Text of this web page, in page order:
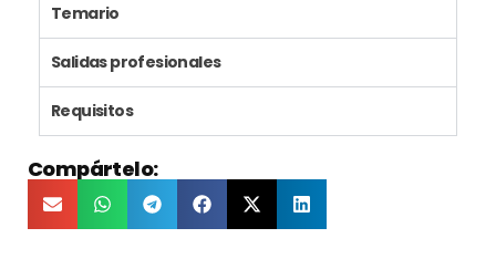
Temario
Salidas profesionales
Requisitos
Compártelo: